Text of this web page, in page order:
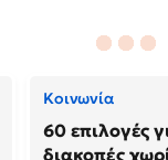
Κοινωνία
60 επιλογές
διακοπές